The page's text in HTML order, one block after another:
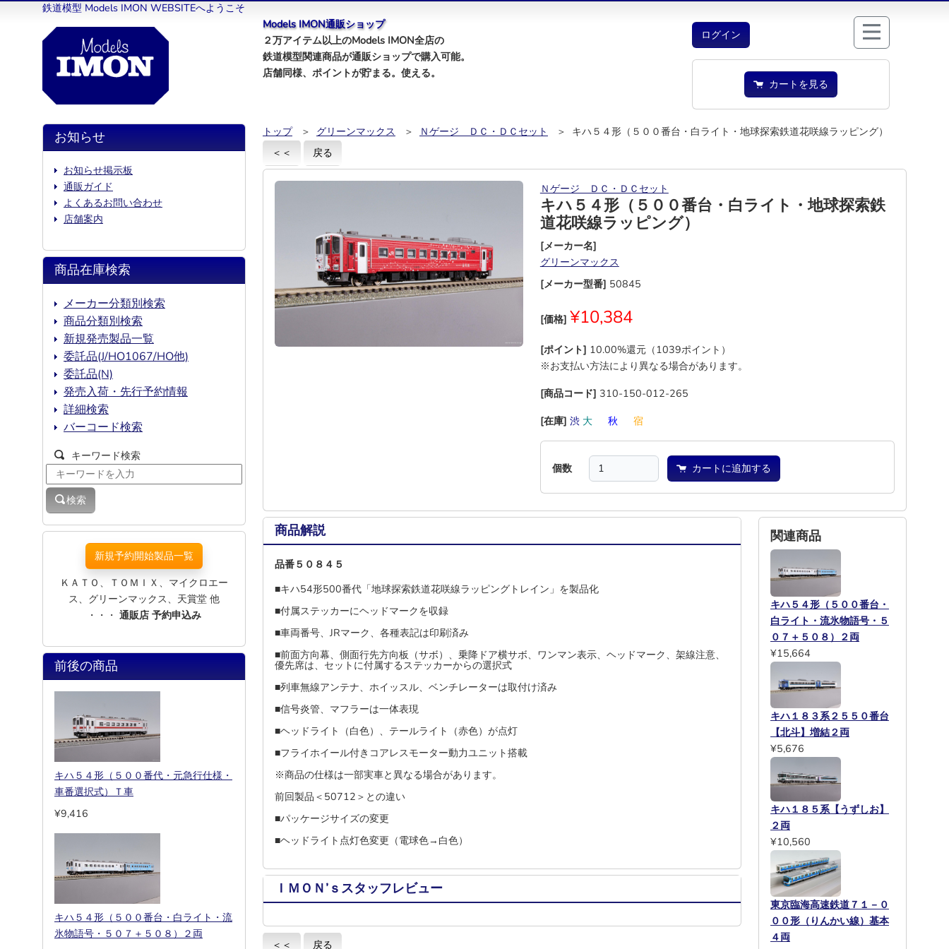
鉄道模型 Models IMON WEBSITEへようこそ
Models IMON通販ショップ
２万アイテム以上のModels IMON全店の
鉄道模型関連商品が通販ショップで購入可能。
店舗同様、ポイントが貯まる。使える。
ログイン
カートを見る
トップ ＞ グリーンマックス ＞ Ｎゲージ ＤＣ・ＤＣセット
＞ キハ５４形（５００番台・白ライト・地球探索鉄道花咲線ラッピング）
＜＜
戻る
Ｎゲージ ＤＣ・ＤＣセット
キハ５４形（５００番台・白ライト・地球探索鉄
道花咲線ラッピング）
[メーカー名]
グリーンマックス
[メーカー型番] 50845
[価格] ¥10,384
[ポイント] 10.00%還元（1039ポイント）
※お支払い方法により異なる場合があります。
[商品コード] 310-150-012-265
[在庫] 渋 大 秋 宿
個数 カートに追加する
商品解説
品番５０８４５
■キハ54形500番代「地球探索鉄道花咲線ラッピングトレイン」を製品化
■付属ステッカーにヘッドマークを収録
■車両番号、JRマーク、各種表記は印刷済み
■前面方向幕、側面行先方向板（サボ）、乗降ドア横サボ、ワンマン表示、ヘッドマーク、架線注意、
優先席は、セットに付属するステッカーからの選択式
■列車無線アンテナ、ホイッスル、ベンチレーターは取付け済み
■信号炎管、マフラーは一体表現
■ヘッドライト（白色）、テールライト（赤色）が点灯
■フライホイール付きコアレスモーター動力ユニット搭載
※商品の仕様は一部実車と異なる場合があります。
前回製品＜50712＞との違い
■パッケージサイズの変更
■ヘッドライト点灯色変更（電球色→白色）
ＩＭＯＮ’ｓスタッフレビュー
＜＜ 戻る
関連商品
キハ５４形（５００番台・
白ライト・流氷物語号・５
０７＋５０８）２両
¥15,664
キハ１８３系２５５０番台
【北斗】増結２両
¥5,676
キハ１８５系【うずしお】
２両
¥10,560
東京臨海高速鉄道７１－０
００形（りんかい線）基本
４両
お知らせ
お知らせ掲示板
通販ガイド
よくあるお問い合わせ
店舗案内
商品在庫検索
メーカー分類別検索
商品分類別検索
新規発売製品一覧
委託品(J/HO1067/HO他)
委託品(N)
発売入荷・先行予約情報
詳細検索
バーコード検索
キーワード検索
検索
新規予約開始製品一覧
ＫＡＴＯ、ＴＯＭＩＸ、マイクロエー
ス、グリーンマックス、天賞堂 他
・・・ 通販店 予約申込み
前後の商品
キハ５４形（５００番代・元急行仕様・
車番選択式）Ｔ車
¥9,416
キハ５４形（５００番台・白ライト・流
氷物語号・５０７＋５０８）２両